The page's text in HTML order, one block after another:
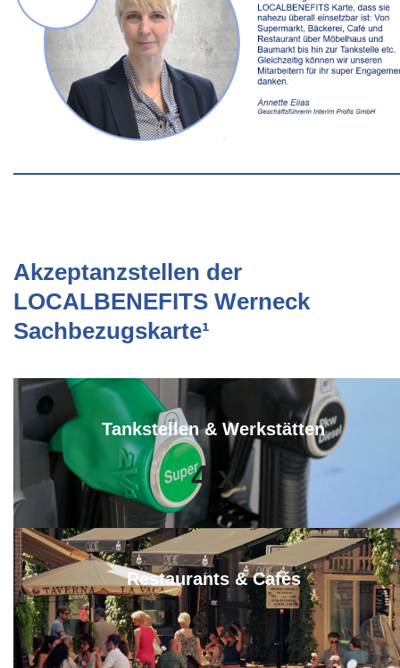
Akzeptanzstellen der
LOCALBENEFITS Werneck
Sachbezugskarte¹
Tankstellen & Werkstätten
4 x
Restaurants & Cafés
8 x